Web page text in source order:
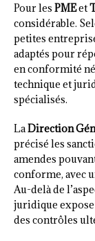
Pour les PMEet
considérable.
petites
adaptés pour
en conformité
technique et
spécialisés.
LaDirection
précisé les
amendes
conforme, avec
Au-delà de
juridique
des contrôles